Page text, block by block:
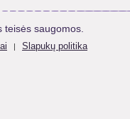
saugomos.
| Slapukų politika